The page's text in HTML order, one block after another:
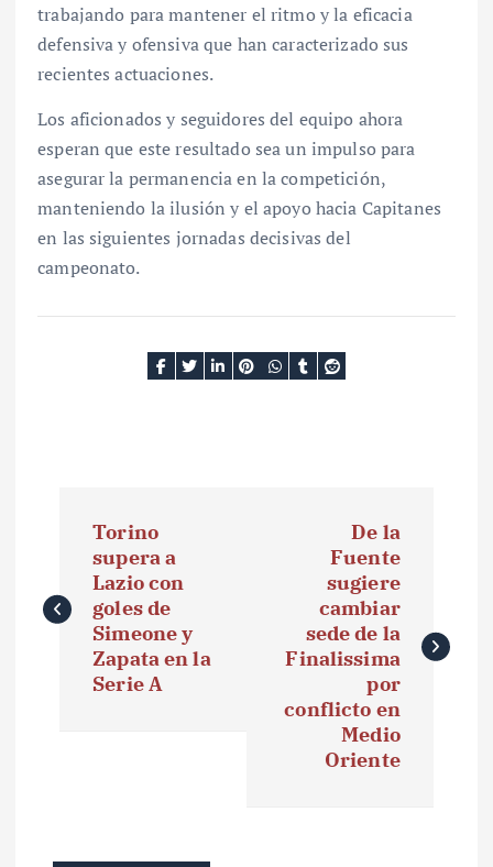
trabajando para mantener el ritmo y la eficacia
defensiva y ofensiva que han caracterizado sus
recientes actuaciones.
Los aficionados y seguidores del equipo ahora
esperan que este resultado sea un impulso para
asegurar la permanencia en la competición,
manteniendo la ilusión y el apoyo hacia Capitanes
en las siguientes jornadas decisivas del
campeonato.
v
Torino
supera a
Lazio con
goles de
Simeone y
Zapata en la
Serie A
De la
Fuente
sugiere
cambiar
sede de la
Finalissima
por
conflicto en
Medio
Oriente